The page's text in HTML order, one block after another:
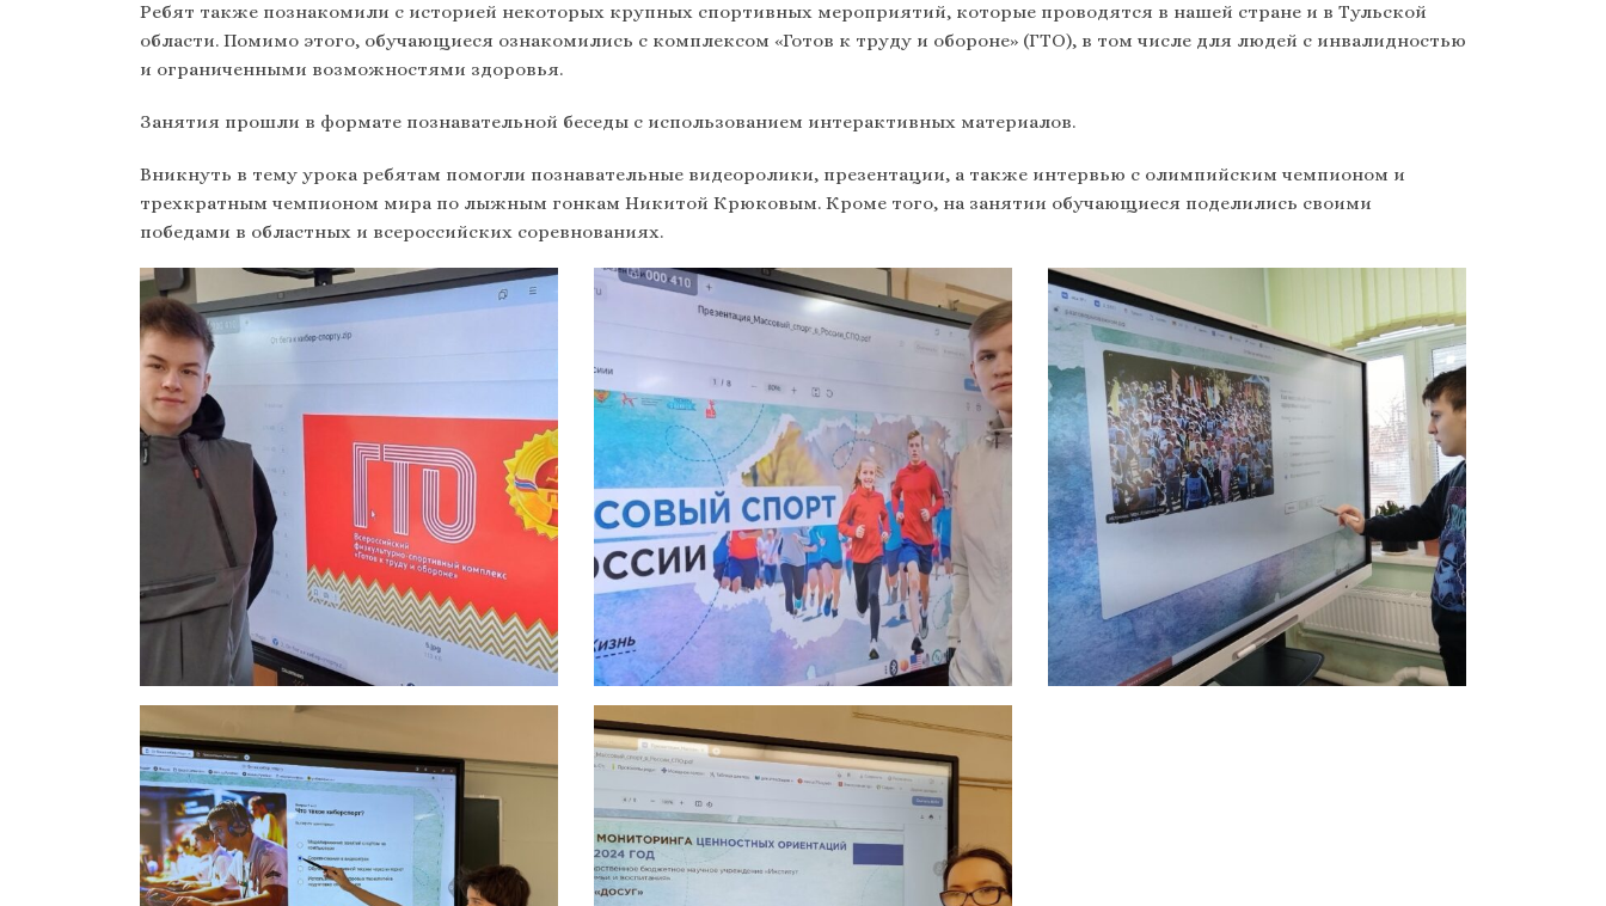
Ребят также познакомили с историей некоторых крупных спортивных мероприятий, которые проводятся в нашей стране и в Тульской
области. Помимо этого, обучающиеся ознакомились с комплексом «Готов к труду и обороне» (ГТО), в том числе для людей с инвалидностью
и ограниченными возможностями здоровья.
Занятия прошли в формате познавательной беседы с использованием интерактивных материалов.
Вникнуть в тему урока ребятам помогли познавательные видеоролики, презентации, а также интервью с олимпийским чемпионом и
трехкратным чемпионом мира по лыжным гонкам Никитой Крюковым. Кроме того, на занятии обучающиеся поделились своими
победами в областных и всероссийских соревнованиях.